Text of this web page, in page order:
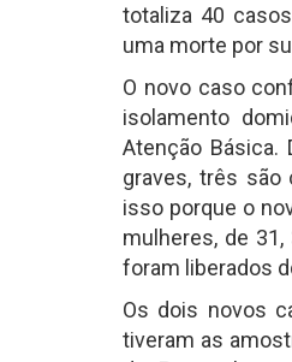
totaliza 40
uma morte por
O novo caso
isolamento
Atenção Básica.
graves, três são
isso porque o
mulheres, de
foram liberados
Os dois novos
tiveram as